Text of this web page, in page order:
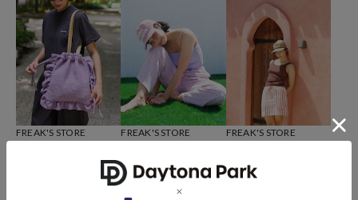
FREAK'S STORE
注 キルティング巾着バッ
FREAK'S STORE
8,437円 41%OFF
FREAK'S STORE
カート
5,841